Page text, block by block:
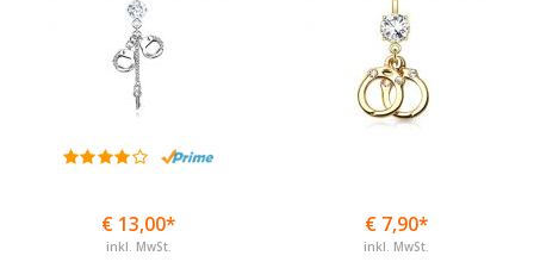
€ 13,00*
inkl. MwSt.
€ 7,90*
inkl. MwSt.